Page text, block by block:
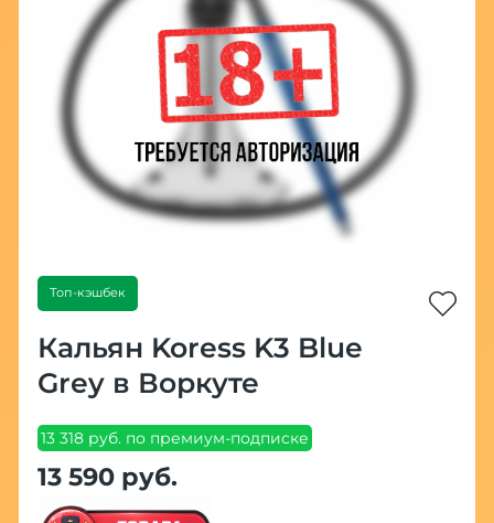
Топ-кэшбек
Кальян Koress K3 Blue
Grey в Воркуте
13 318 руб. по премиум-подписке
13 590 руб.